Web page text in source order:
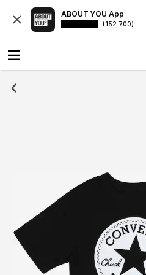
ABOUT YOU App
(152.700)